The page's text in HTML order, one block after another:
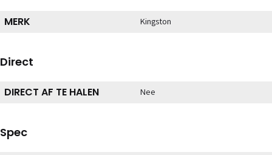
MERK Kingston
Direct
DIRECT AF TE HALEN Nee
Spec